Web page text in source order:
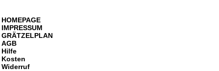
HOMEPAGE
IMPRESSUM
GRÄTZELPLAN
AGB
Hilfe
Kosten
Widerruf